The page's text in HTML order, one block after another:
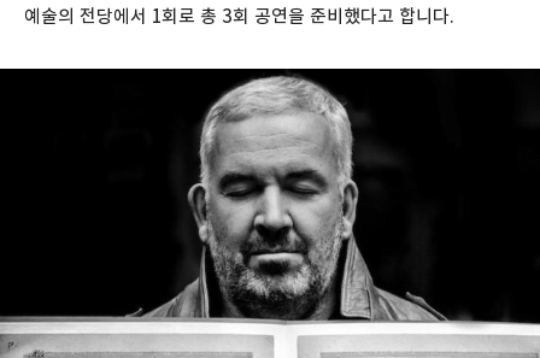
예술의 전당에서 1회로 총 3회 공연을 준비했다고 합니다.